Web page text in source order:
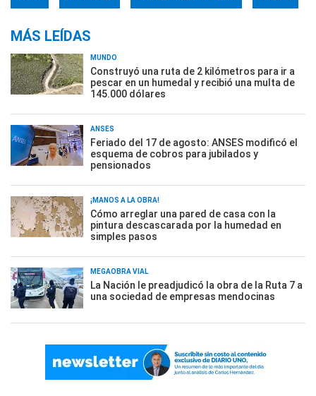
MÁS LEÍDAS
MUNDO
Construyó una ruta de 2 kilómetros para ir a
pescar en un humedal y recibió una multa de
145.000 dólares
ANSES
Feriado del 17 de agosto: ANSES modificó el
esquema de cobros para jubilados y
pensionados
¡MANOS A LA OBRA!
Cómo arreglar una pared de casa con la
pintura descascarada por la humedad en
simples pasos
MEGAOBRA VIAL
La Nación le preadjudicó la obra de la Ruta 7 a
una sociedad de empresas mendocinas